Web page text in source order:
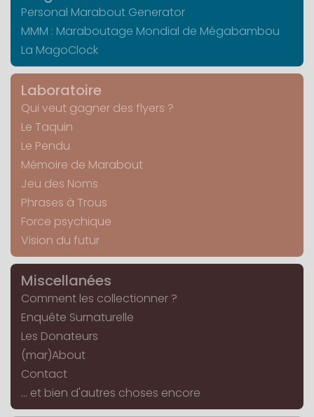
Personal Marabout Generator
MMM : Maraboutage Mondial de Mégabambou
La MagoClock
Laboratoire
Qui veut gagner des flyers ?
Le Taquin
Le Pendu
Mémoire de Marabout
Jeu des Noms
Phrases à Trous
Force psychique
Vision du futur
Miscellanées
Comment les collectionner ?
Enquête Surnaturelle
Les Donateurs
(mar)About
Contact
... et bien d'autres choses encore